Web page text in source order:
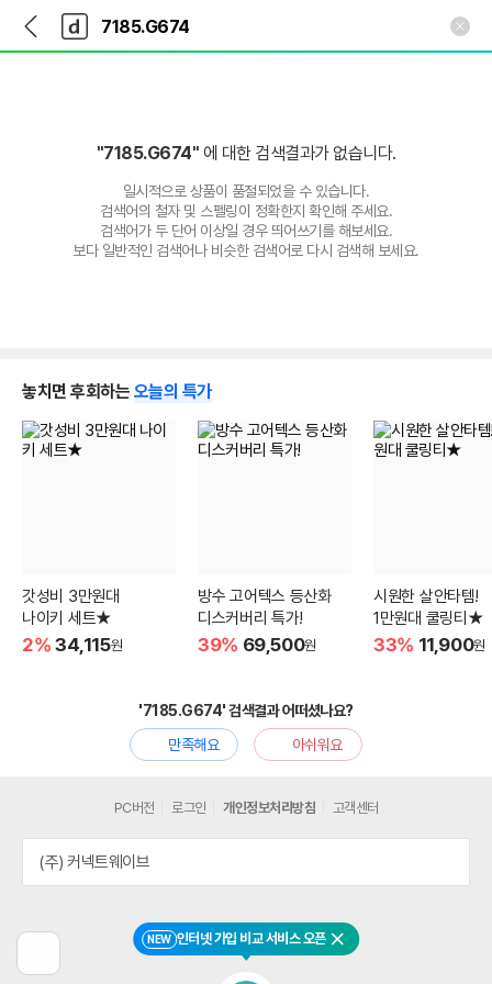
다
나
와
가
다
와
"7185.G674" 에 대한 검색결과가 없습니다.
일시적으로 상품이 품절되었을 수 있습니다.
검색어의 철자 및 스펠링이 정확한지 확인해 주세요.
검색어가 두 단어 이상일 경우 띄어쓰기를 해보세요.
보다 일반적인 검색어나 비슷한 검색어로 다시 검색해 보세요.
놓치면 후회하는 오늘의 특가
갓성비 3만원대
나이키 세트★
2% 34,115원
방수 고어텍스 등산화
디스커버리 특가!
39% 69,500원
시원한 살안타템!
1만원대 쿨링티★
33% 11,900원
'7185.G674' 검색결과 어떠셨나요?
만족해요
아쉬워요
전
NEW 인터넷 가입 비교 서비스 오픈 닫기
PC버전 로그인 개인정보처리방침 고객센터
(주) 커넥트웨이브